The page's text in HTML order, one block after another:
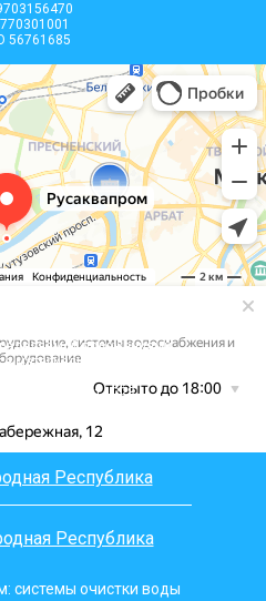
56761685
на сайте, носит
и не является
положениями
материалы на сайте
собственностью 000
ст.1225, ст.1228,
Республика
Республика
системы очистки воды